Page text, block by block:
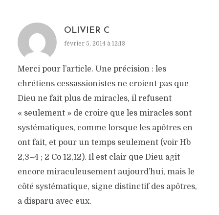
OLIVIER C
février 5, 2014 à 12:13
Merci pour l’article. Une précision : les
chrétiens cessassionistes ne croient pas que
Dieu ne fait plus de miracles, il refusent
« seulement » de croire que les miracles sont
systématiques, comme lorsque les apôtres en
ont fait, et pour un temps seulement (voir Hb
2,3–4 ; 2 Co 12,12). Il est clair que Dieu agit
encore miraculeusement aujourd’hui, mais le
côté systématique, signe distinctif des apôtres,
a disparu avec eux.